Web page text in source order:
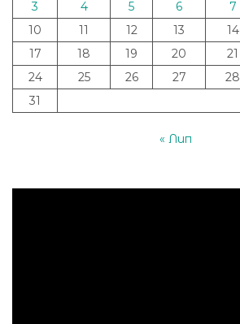
3
4 5 6 7
10
11 12 13 14
17
18 19 20 21
24
25 26 27 28
31
« Лип